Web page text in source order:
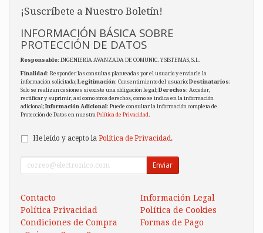
¡Suscríbete a Nuestro Boletín!
INFORMACIÓN BÁSICA SOBRE
PROTECCIÓN DE DATOS
Responsable: INGENIERIA AVANZADA DE COMUNIC. Y SISTEMAS, S.L.
Finalidad: Responder las consultas planteadas por el usuario y enviarle la
información solicitada;Legitimación: Consentimiento del usuario;Destinatarios:
Solo se realizan cesiones si existe una obligación legal;Derechos: Acceder,
rectificar y suprimir, así como otros derechos, como se indica en la información
adicional;Información Adicional: Puede consultar la información completa de
Protección de Datos en nuestra Política de Privacidad.
He leído y acepto la Política de Privacidad .
Enviar
Contacto
Información Legal
Política Privacidad
Política de Cookies
Condiciones de Compra
Formas de Pago